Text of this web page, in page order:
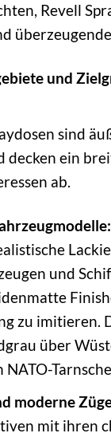
Revell
und
sind
decken ein
ab.
und
zu imitieren.
über
moderne
mit ihren